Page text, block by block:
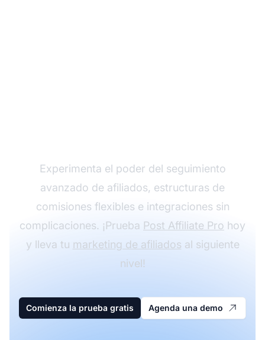
Experimenta el poder del seguimiento
avanzado de afiliados, estructuras de
comisiones flexibles e integraciones sin
complicaciones. ¡Prueba Post Affiliate Pro hoy
y lleva tu marketing de afiliados al siguiente
nivel!
Comienza la prueba gratis Agenda una demo